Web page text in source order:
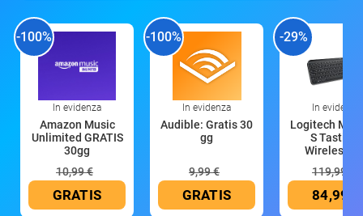
-100%
In evidenza
Amazon Music
Unlimited GRATIS
30gg
10,99 €
GRATIS
-100%
In evidenza
Audible: Gratis 30
gg
9,99 €
GRATIS
-29%
In evidenza
Logitech MX
S Tastiera
Wireless
119,99 €
84,99 €